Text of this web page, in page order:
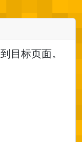
目标页面。